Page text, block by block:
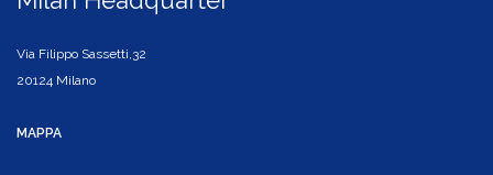
Via Filippo Sassetti,32
20124 Milano
MAPPA